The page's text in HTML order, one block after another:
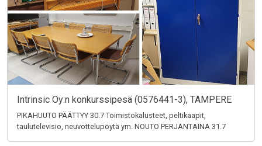
Intrinsic Oy:n konkurssipesä (0576441-3), TAMPERE
PIKAHUUTO PÄÄTTYY 30.7 Toimistokalusteet, peltikaapit,
taulutelevisio, neuvottelupöytä ym. NOUTO PERJANTAINA 31.7